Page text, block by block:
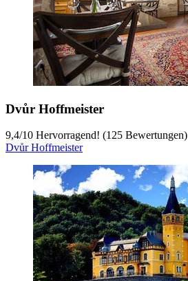
Dvůr Hoffmeister
9,4/10 Hervorragend! (125 Bewertungen)
Dvůr Hoffmeister